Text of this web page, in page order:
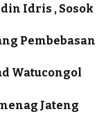
Idris , Sosok
Pembebasan
Watucongol
Jateng